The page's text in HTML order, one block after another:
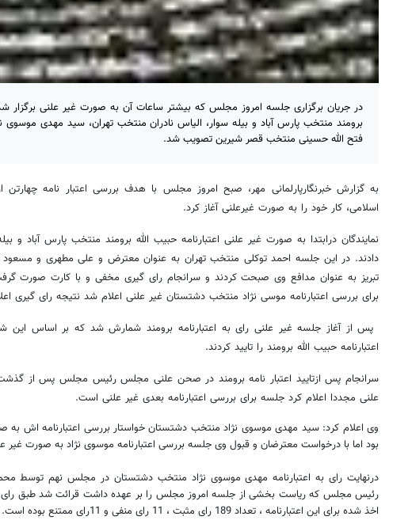
در جریان برگزاری جلسه امروز مجلس که بیشتر ساعات آن به صورت غیر علنی برگزار
برومند منتخب پارس آباد و بیله سوار، الیاس نادران منتخب تهران، سید مهدی
فتح الله حسینی منتخب قصر شیرین تصویب شد.
به گزارش خبرنگارپارلمانی مهر، صبح امروز مجلس با هدف بررسی اعتبار نامه
اسلامی، کار خود را به صورت غیرعلنی آغاز کرد.
نمایندگان درابتدا به صورت غیر علنی اعتبارنامه حبیب الله برومند منتخب پارس آباد و
دادند. در این جلسه احمد توکلی منتخب تهران به عنوان معترض و علی مطهری و مسعود
تبریز به عنوان مدافع وی صبحت کردند و سرانجام رای گیری مخفی و با کارت صورت
برای بررسی اعتبارنامه موسی نژاد منتخب دشتستان غیر علنی اعلام شد نتیجه رای گیری
اعتبارنامه حبیب الله برومند را تایید کردند.
علنی مجددا اعلام کرد جلسه برای بررسی اعتبارنامه بعدی غیر علنی است.
وی اعلام کرد: سید مهدی موسوی نژاد منتخب دشتستان خواستار بررسی اعتبارنامه اش
بود اما با درخواست معترضان و قبول وی جلسه بررسی اعتبارنامه موسوی نژاد به صورت غیر
درنهایت رای به اعتبارنامه مهدی موسوی نژاد منتخب دشتستان در مجلس نهم توسط
اخذ شده برای این اعتبارنامه ، تعداد 189 رای مثبت ، 11 رای منفی و 11رای ممتنع بوده است.